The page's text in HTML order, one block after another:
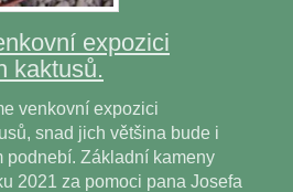
expozici
kaktusů.
venkovní expozici
snad jich většina bude i
podnebí. Základní kameny
2021 za pomoci pana Josefa